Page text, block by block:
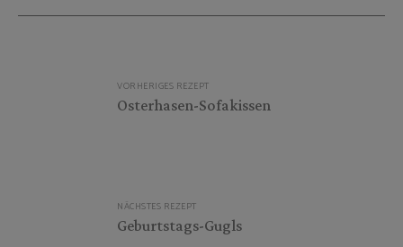
VORHERIGES REZEPT
Osterhasen-Sofakissen
NÄCHSTES REZEPT
Geburtstags-Gugls